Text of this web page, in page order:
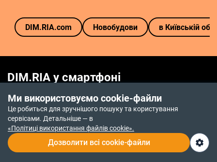
Ми використовуємо cookie-файли
Це робиться для зручнішого пошуку та користування
сервісами. Детальніше — в
«Політиці використання файлів cookie».
Дозволити всі cookie-файли
DIM.RIA.com Новобудови в Київській
DIM.RIA у смартфоні
Все для купівлі і продажу нерухомості в додатку
DIM.RIA